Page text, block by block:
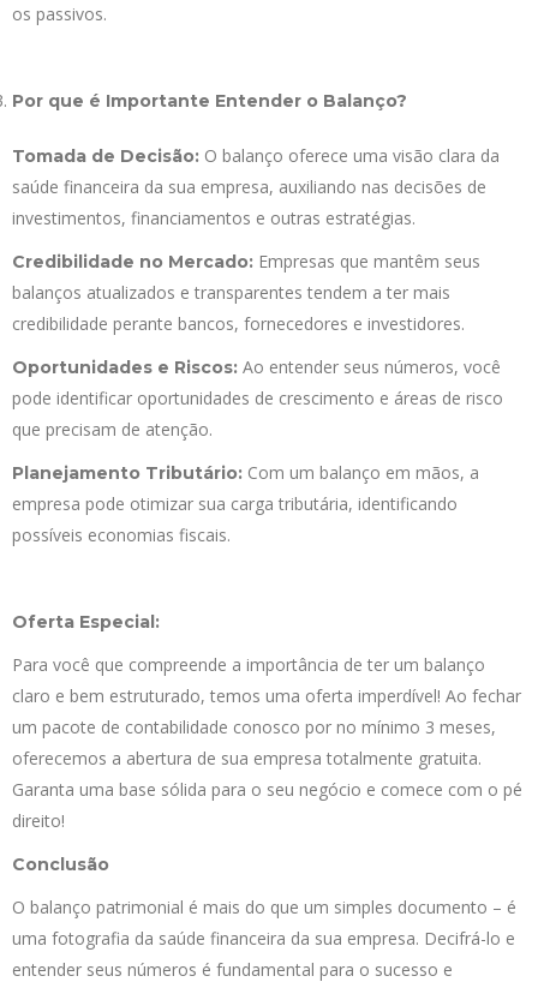
os passivos.
Por que é Importante Entender o Balanço?
Tomada de Decisão: O balanço oferece uma visão clara da
saúde financeira da sua empresa, auxiliando nas decisões de
investimentos, financiamentos e outras estratégias.
Credibilidade no Mercado: Empresas que mantêm seus
balanços atualizados e transparentes tendem a ter mais
credibilidade perante bancos, fornecedores e investidores.
Oportunidades e Riscos: Ao entender seus números, você
pode identificar oportunidades de crescimento e áreas de risco
que precisam de atenção.
Planejamento Tributário: Com um balanço em mãos, a
empresa pode otimizar sua carga tributária, identificando
possíveis economias fiscais.
Oferta Especial:
Para você que compreende a importância de ter um balanço
claro e bem estruturado, temos uma oferta imperdível! Ao fechar
um pacote de contabilidade conosco por no mínimo 3 meses,
oferecemos a abertura de sua empresa totalmente gratuita.
Garanta uma base sólida para o seu negócio e comece com o pé
direito!
Conclusão
O balanço patrimonial é mais do que um simples documento – é
uma fotografia da saúde financeira da sua empresa. Decifrá-lo e
entender seus números é fundamental para o sucesso e